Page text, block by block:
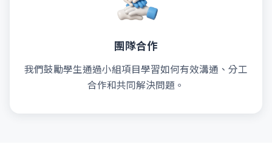
團隊合作
我們鼓勵學生通過小組項目學習如何有效溝通、分工
合作和共同解決問題。